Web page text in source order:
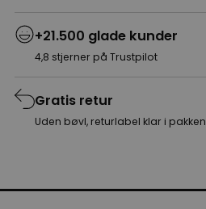
+21.500 glade kunder
4,8 stjerner på Trustpilot
Gratis retur
Uden bøvl, returlabel klar i pakken